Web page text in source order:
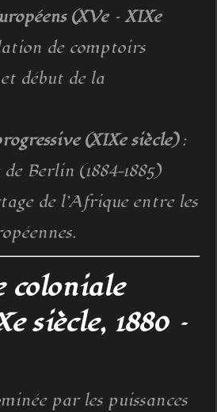
(XVe – XIXe
de comptoirs
début de la
(XIXe siècle):
Berlin (1884-1885)
de l’Afrique entre les
coloniale
siècle, 1880 –
par les puissances